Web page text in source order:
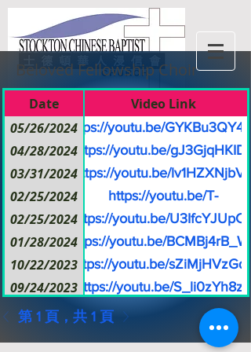
Beloved Fellowship Choir
Date
Video Link
05/26/2024https://youtu.be/
04/28/2024https://youtu.be/gJ3GjqHKID8
03/31/2024https://youtu.be/lv1HZXNjbVA
02/25/2024
https://youtu.be/T-
zdrK684JA
02/25/2024https://youtu.be/U3IfcYJUpCQ
01/28/2024https://youtu.be/BCMBj4rB_WY
10/22/2023https://youtu.be/sZiMjHVzGqU
09/24/2023https://youtu.be/S_li0zYh8z0
09/03/2023https://youtu.be/
https://youtu.be/j8y3r_kxvkg
第 1 頁，共 1 頁